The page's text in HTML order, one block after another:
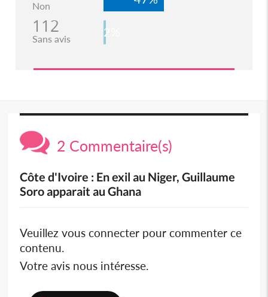
Non
112
Sans avis 2%
2 Commentaire(s)
Côte d'Ivoire : En exil au Niger, Guillaume
Soro apparait au Ghana
Veuillez vous connecter pour commenter ce
contenu.
Votre avis nous intéresse.